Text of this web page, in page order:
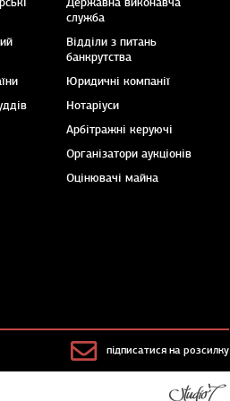
служба
Відділи з питань
банкрутства
Юридичні компанії
Нотаріуси
Арбітражні керуючі
Організатори аукціонів
Оцінювачі майна
підписатися на розсилку